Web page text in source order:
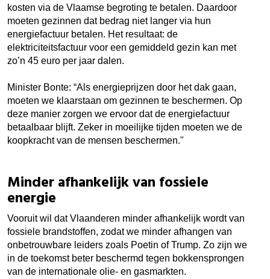
kosten via de Vlaamse begroting te betalen. Daardoor
moeten gezinnen dat bedrag niet langer via hun
energiefactuur betalen. Het resultaat: de
elektriciteitsfactuur voor een gemiddeld gezin kan met
zo’n 45 euro per jaar dalen.
Minister Bonte: “Als energieprijzen door het dak gaan,
moeten we klaarstaan om gezinnen te beschermen. Op
deze manier zorgen we ervoor dat de energiefactuur
betaalbaar blijft. Zeker in moeilijke tijden moeten we de
koopkracht van de mensen beschermen."
Minder afhankelijk van fossiele
energie
Vooruit wil dat Vlaanderen minder afhankelijk wordt van
fossiele brandstoffen, zodat we minder afhangen van
onbetrouwbare leiders zoals Poetin of Trump. Zo zijn we
in de toekomst beter beschermd tegen bokkensprongen
van de internationale olie- en gasmarkten.